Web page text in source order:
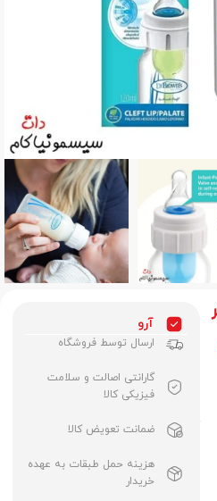
آرو
ارسال توسط فروشگاه
گارانتی اصالت و سلامت
فیزیکی کالا
ضمانت تعویض کالا
هزینه حمل طبقات به عهده
خریدار